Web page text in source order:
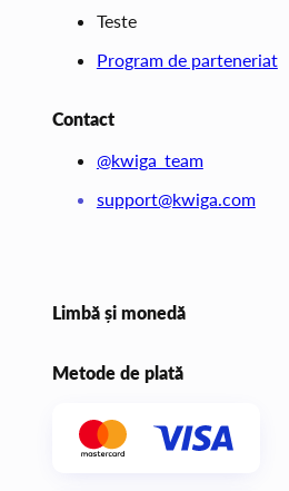
Teste
Program de parteneriat
Contact
@kwiga_team
support@kwiga.com
Limbă și monedă
Metode de plată